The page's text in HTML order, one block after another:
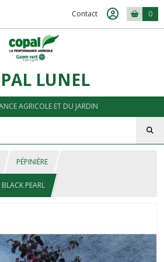
Contact 0
LUNEL
AGRICOLE ET DU JARDIN
PÉPINIÈRE
PEARL